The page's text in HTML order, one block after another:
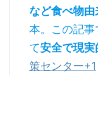
など食べ物由
本。この記事
て安全で現
策センター+1